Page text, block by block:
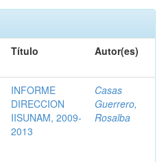
Título Autor(es)
INFORME
DIRECCION
IISUNAM, 2009-
2013
Casas
Guerrero,
Rosalba